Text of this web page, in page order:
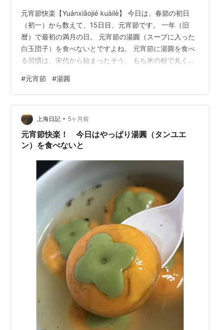
元宵節快楽【Yuánxiāojié kuàilè】 今日は、春節の初日
（初一）から数えて、15日目、元宵節です。 一年（旧
暦）で最初の満月の日。 元宵節の湯圓（スープに入った
白玉団子）を食べないとですよね。 元宵節に湯圓を食べ
る習慣は、宋代から始まったそう。 もち米の粉で丸くこ
て、元宵節の「一年で最初の満月の夜」という天象に呼
応するんですね。 古代の人々は「円」を宇宙で最も完璧
な形と考え——始まりも終わりもなく、円満で欠けると
ころがないもの——と考えていたのだとか。 そして、元
宵節は家族団らんの日でもあり、湯圓【tāngyuán】と団
円【tuán…
#元宵節 #湯圓
上海日記 • 5ヶ月前
元宵節快楽！ 今日はやっぱり湯圓（タンユエ
ン）を食べないと